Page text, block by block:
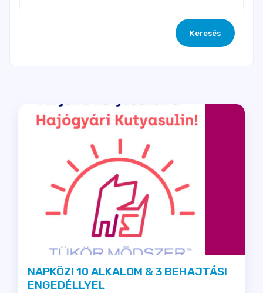
Keresés
NAPKÖZI 10 ALKALOM & 3 BEHAJTÁSI
ENGEDÉLLYEL